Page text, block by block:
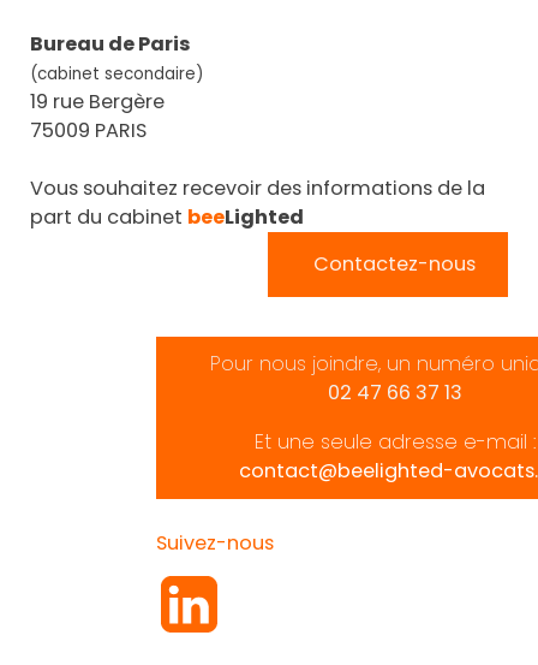
Bureau de Paris
(cabinet secondaire)
19 rue Bergère
75009 PARIS
Vous souhaitez recevoir des informations de la
part du cabinet beeLighted
Contactez-nous
Pour nous joindre, un numéro
02 47 66 37 13
Et une seule adresse e-mail :
contact@beelighted-
Suivez-nous